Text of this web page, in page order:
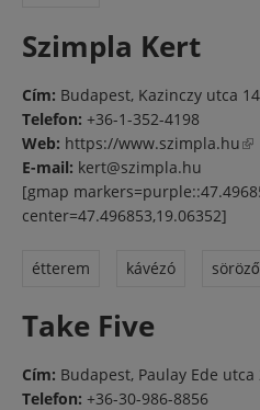
Szimpla Kert
Cím: Budapest, Kazinczy utca
Telefon: +36-1-352-4198
Web: https://www.szimpla.hu
E-mail: kert@szimpla.hu
[gmap
center=47.496853,19.06352]
étterem kávézó söröző
Take Five
Cím: Budapest, Paulay Ede utca
Telefon: +36-30-986-8856